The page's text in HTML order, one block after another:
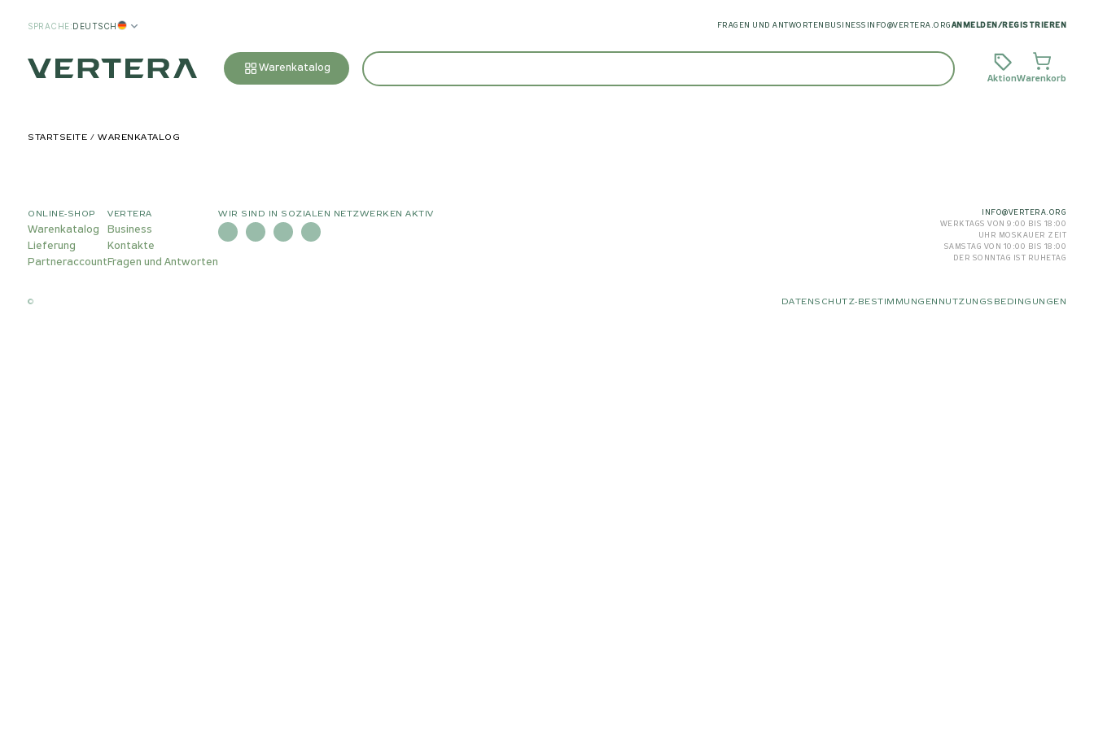
SPRACHE:DEUTSCH FRAGEN UND ANTWORTEN BUSINESS INFO@VERTERA.ORG ANMELDEN / REGISTRIEREN
Warenkatalog
AktionWarenkorb
STARTSEITE WARENKATALOG
ONLINE-SHOP
Warenkatalog
Lieferung
Partneraccount
VERTERA
Business
Kontakte
Fragen und Antworten
WIR SIND IN SOZIALEN NETZWERKEN AKTIV
INFO@VERTERA.ORG
WERKTAGS VON 9:00 BIS 18:00
UHR MOSKAUER ZEIT
SAMSTAG VON 10:00 BIS 18:00
DER SONNTAG IST RUHETAG
© DATENSCHUTZ-BESTIMMUNGEN NUTZUNGSBEDINGUNGEN